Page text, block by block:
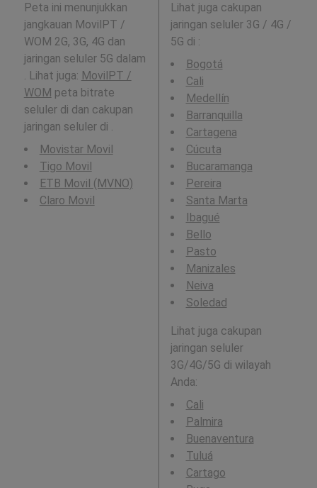
Peta ini menunjukkan
jangkauan MovilPT /
WOM 2G, 3G, 4G dan
jaringan seluler 5G dalam
. Lihat juga: MovilPT /
WOM peta bitrate
seluler di dan cakupan
jaringan seluler di .
Movistar Movil
Tigo Movil
ETB Movil (MVNO)
Claro Movil
Lihat juga cakupan
jaringan seluler 3G / 4G /
5G di :
Bogotá
Cali
Medellín
Barranquilla
Cartagena
Cúcuta
Bucaramanga
Pereira
Santa Marta
Ibagué
Bello
Pasto
Manizales
Neiva
Soledad
Lihat juga cakupan
jaringan seluler
3G/4G/5G di wilayah
Anda:
Cali
Palmira
Buenaventura
Tuluá
Cartago